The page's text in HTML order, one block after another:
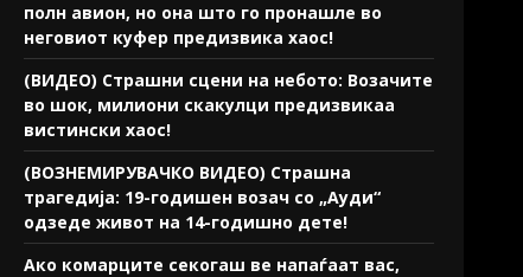
полн авион, но она што го пронашле во
неговиот куфер предизвика хаос!
(ВИДЕО) Страшни сцени на небото: Возачите
во шок, милиони скакулци предизвикаа
вистински хаос!
(ВОЗНЕМИРУВАЧКО ВИДЕО) Страшна
трагедија: 19-годишен возач со „Ауди“
одзеде живот на 14-годишно дете!
Ако комарците секогаш ве напаѓаат вас,